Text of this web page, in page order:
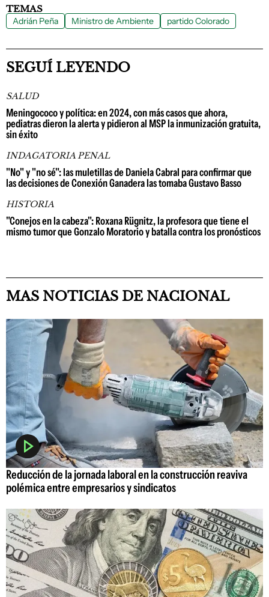
TEMAS
Adrián Peña Ministro de Ambiente partido Colorado
SEGUÍ LEYENDO
SALUD
Meningococo y política: en 2024, con más casos que ahora,
pediatras dieron la alerta y pidieron al MSP la inmunización gratuita,
sin éxito
INDAGATORIA PENAL
"No" y "no sé": las muletillas de Daniela Cabral para confirmar que
las decisiones de Conexión Ganadera las tomaba Gustavo Basso
HISTORIA
"Conejos en la cabeza": Roxana Rügnitz, la profesora que tiene el
mismo tumor que Gonzalo Moratorio y batalla contra los pronósticos
MAS NOTICIAS DE NACIONAL
Reducción de la jornada laboral en la construcción reaviva
polémica entre empresarios y sindicatos